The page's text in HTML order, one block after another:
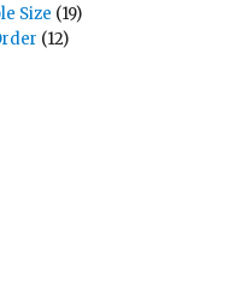
Size (19)
(12)